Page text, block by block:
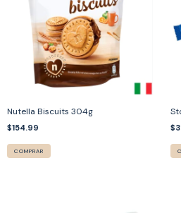
Nutella Biscuits 304g
$154.99
COMPRAR